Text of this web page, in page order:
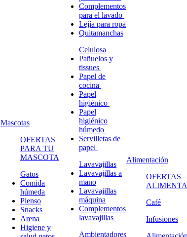
Mascotas
OFERTAS
PARA TU
MASCOTA
Gatos
Comida
húmeda
Pienso
Snacks
Arena
Higiene y
Complementos
para el lavado
Lejía para ropa
Quitamanchas
Celulosa
Pañuelos y
tissues
Papel de
cocina
Papel
higiénico
Papel
higiénico
húmedo
Servilletas de
papel
Lavavajillas
Lavavajillas a
mano
Lavavajillas
máquina
Complementos
lavavajillas
Ambientadores
Alimentación
OFERTAS
Café
Infusiones